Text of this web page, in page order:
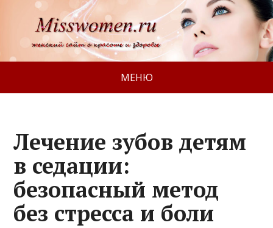
МЕНЮ
Лечение зубов детям
в седации:
безопасный метод
без стресса и боли